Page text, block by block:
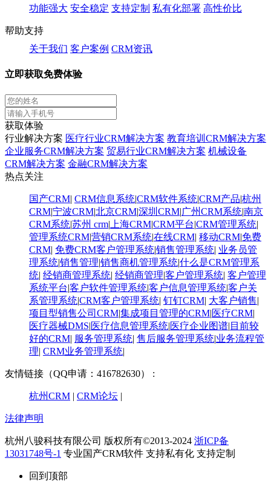
功能强大 安全稳定 支持定制 私有化部署 高性价比
帮助支持
关于我们 客户案例 CRM资讯
立即获取免费体验
获取体验
行业解决方案 医疗行业CRM解决方案 教育培训CRM解决方案
企业服务CRM解决方案 贸易行业CRM解决方案 机械设备
CRM解决方案 金融CRM解决方案
热点关注
国产CRM| CRM信息系统|CRM软件系统|CRM产品|杭州
CRM|宁波CRM|北京CRM|深圳CRM|广州CRM系统|南京
CRM系统|苏州 crm| 上海CRM|CRM平台|CRM管理系统|
管理系统CRM|营销CRM系统|在线CRM| 移动CRM|免费
CRM| 免费CRM客户管理系统|销售管理系统| 业务员管
理系统|销售管理|销售商机管理系统|什么是CRM管理系
统| 经销商管理系统| 经销商管理|客户管理系统| 客户管理
系统平台|客户软件管理系统|客户信息管理系统|客户关
系管理系统|CRM客户管理系统| 钉钉CRM| 大客户销售|
项目型销售公司CRM|集成项目管理的CRM|医疗CRM|
医疗器械DMS|医疗信息管理系统|医疗企业图谱| ​目前较
好的CRM| 服务管理系统| 售后服务管理系统|业务流程管
理| CRM业务管理系统|
友情链接（QQ申请：416782630） :
杭州CRM | CRM论坛 |
法律声明
杭州八骏科技有限公司 版权所有©2013-2024 浙ICP备
13031748号-1 专业国产CRM软件 支持私有化 支持定制
回到顶部